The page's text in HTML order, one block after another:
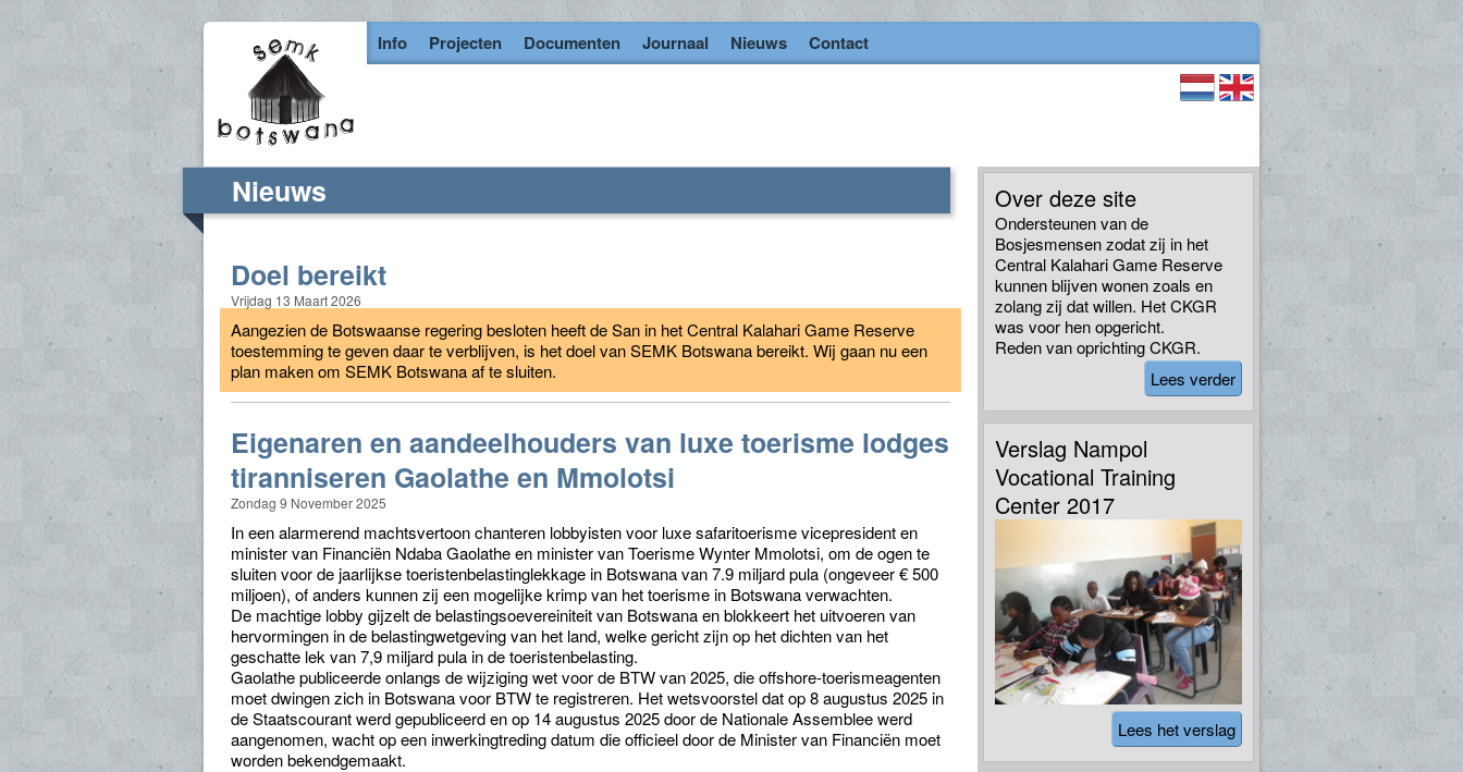
Info Projecten Documenten Journaal Nieuws Contact
Nieuws
Doel bereikt
Vrijdag 13 Maart 2026
Aangezien de Botswaanse regering besloten heeft de San in het Central Kalahari Game Reserve
toestemming te geven daar te verblijven, is het doel van SEMK Botswana bereikt. Wij gaan nu een
plan maken om SEMK Botswana af te sluiten.
Eigenaren en aandeelhouders van luxe toerisme lodges
tiranniseren Gaolathe en Mmolotsi
Zondag 9 November 2025
In een alarmerend machtsvertoon chanteren lobbyisten voor luxe safaritoerisme vicepresident en
minister van Financiën Ndaba Gaolathe en minister van Toerisme Wynter Mmolotsi, om de ogen te
sluiten voor de jaarlijkse toeristenbelastinglekkage in Botswana van 7.9 miljard pula (ongeveer € 500
miljoen), of anders kunnen zij een mogelijke krimp van het toerisme in Botswana verwachten.
De machtige lobby gijzelt de belastingsoevereiniteit van Botswana en blokkeert het uitvoeren van
hervormingen in de belastingwetgeving van het land, welke gericht zijn op het dichten van het
geschatte lek van 7,9 miljard pula in de toeristenbelasting.
Gaolathe publiceerde onlangs de wijziging wet voor de BTW van 2025, die offshore-toerismeagenten
moet dwingen zich in Botswana voor BTW te registreren. Het wetsvoorstel dat op 8 augustus 2025 in
de Staatscourant werd gepubliceerd en op 14 augustus 2025 door de Nationale Assemblee werd
aangenomen, wacht op een inwerkingtreding datum die officieel door de Minister van Financiën moet
worden bekendgemaakt.
Over deze site
Ondersteunen van de
Bosjesmensen zodat zij in het
Central Kalahari Game Reserve
kunnen blijven wonen zoals en
zolang zij dat willen. Het CKGR
was voor hen opgericht.
Reden van oprichting CKGR.
Lees verder
Verslag Nampol
Vocational Training
Center 2017
Lees het verslag